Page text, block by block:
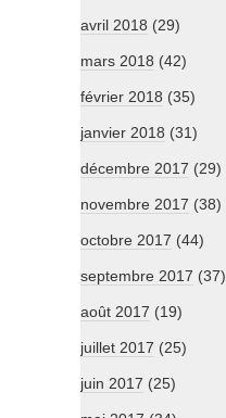
avril 2018 (29)
mars 2018 (42)
février 2018 (35)
janvier 2018 (31)
décembre 2017 (29)
novembre 2017 (38)
octobre 2017 (44)
septembre 2017 (37)
août 2017 (19)
juillet 2017 (25)
juin 2017 (25)